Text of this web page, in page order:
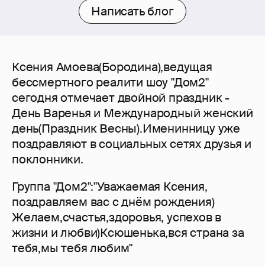
Написать блог
Ксения Амоева(Бородина),ведущая
бессмертного реалити шоу "Дом2"
сегодня отмечает двойной праздник -
День Варенья и Международный женский
день(Праздник Весны).Именинницу уже
поздравляют в социальных сетях друзья и
поклонники.
Группа "Дом2":"Уважаемая Ксения,
поздравляем вас с днём рождения)
Желаем,счастья,здоровья, успехов в
жизни и любви)Ксюшенька,вся страна за
тебя,мы тебя любим"